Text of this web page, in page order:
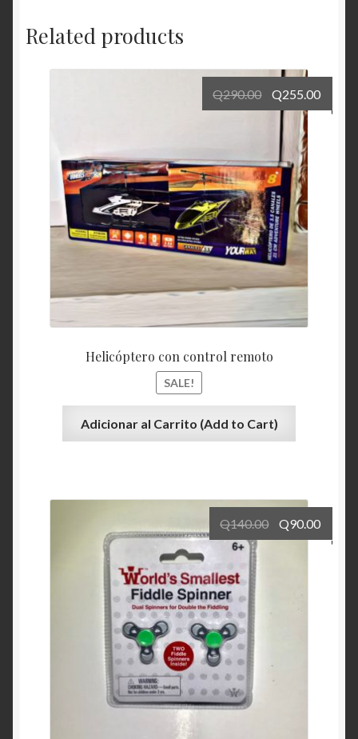
Related products
Helicóptero con control remoto
SALE!
Q290.00 Q255.00
Adicionar al Carrito (Add to Cart)
Q140.00 Q90.00